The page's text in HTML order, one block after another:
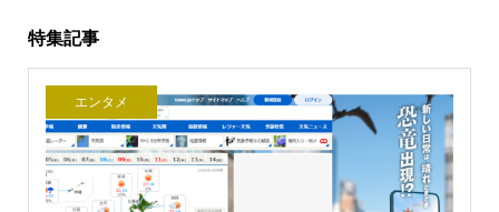
特集記事
エンタメ